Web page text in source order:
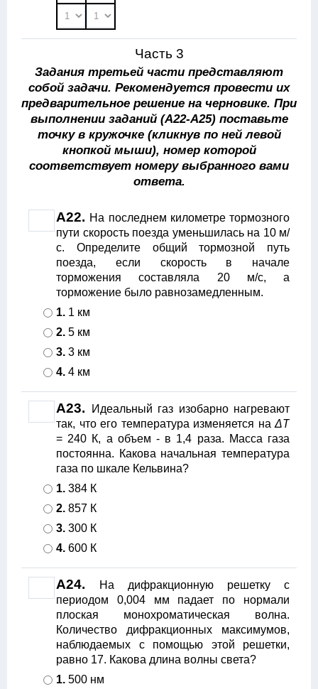
Часть 3
Задания третьей части представляют
собой задачи. Рекомендуется провести их
предварительное решение на черновике. При
выполнении заданий (А22-А25) поставьте
точку в кружочке (кликнув по ней левой
кнопкой мыши), номер которой
соответствует номеру выбранного вами
ответа.
А22. На последнем километре тормозного
пути скорость поезда уменьшилась на 10 м/
с. Определите общий тормозной путь
поезда, если скорость в начале
торможения составляла 20 м/с, а
торможение было равнозамедленным.
1. 1 км
2. 5 км
3. 3 км
4. 4 км
А23.
Идеальный газ изобарно нагревают
так, что его температура изменяется на ΔТ
= 240 К, а объем - в 1,4 раза. Масса газа
постоянна. Какова начальная температура
газа по шкале Кельвина?
1. 384 К
2. 857 К
3. 300 К
4. 600 К
А24.
На дифракционную решетку с
периодом 0,004 мм падает по нормали
плоская монохроматическая волна.
Количество дифракционных максимумов,
наблюдаемых с помощью этой решетки,
равно 17. Какова длина волны света?
1. 500 нм